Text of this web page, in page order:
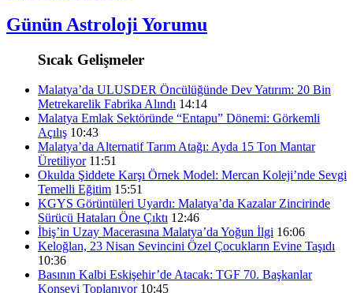
Günün Astroloji Yorumu
Sıcak Gelişmeler
Malatya’da ULUSDER Öncülüğünde Dev Yatırım: 20 Bin
Metrekarelik Fabrika Alındı 14:14
Malatya Emlak Sektöründe “Entapu” Dönemi: Görkemli
Açılış 10:43
Malatya’da Alternatif Tarım Atağı: Ayda 15 Ton Mantar
Üretiliyor 11:51
Okulda Şiddete Karşı Örnek Model: Mercan Koleji’nde Sevgi
Temelli Eğitim 15:51
KGYS Görüntüleri Uyardı: Malatya’da Kazalar Zincirinde
Sürücü Hataları Öne Çıktı 12:46
İbiş’in Uzay Macerasına Malatya’da Yoğun İlgi 16:06
Keloğlan, 23 Nisan Sevincini Özel Çocukların Evine Taşıdı
10:36
Basının Kalbi Eskişehir’de Atacak: TGF 70. Başkanlar
Konseyi Toplanıyor 10:45